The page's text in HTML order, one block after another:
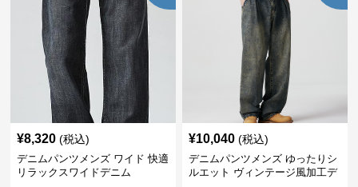
¥8,320 (税込)
デニムパンツメンズ ワイド 快適
リラックスワイドデニム
¥10,040 (税込)
デニムパンツメンズ ゆったりシ
ルエット ヴィンテージ風加工デ